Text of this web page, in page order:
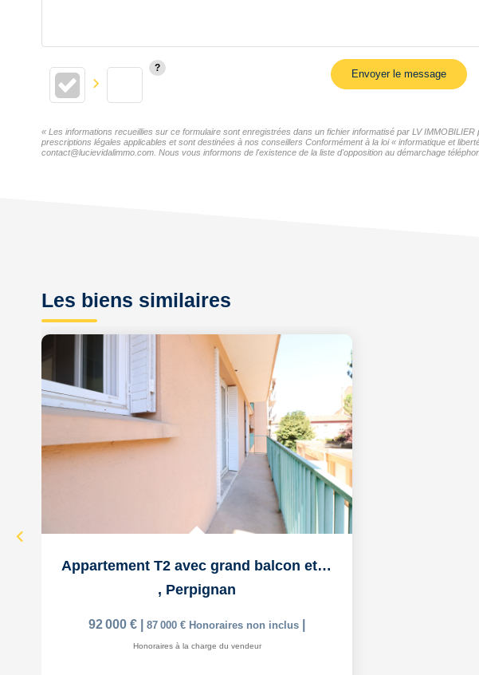
Envoyer le message
« Les informations recueillies sur ce formulaire sont enregistrées dans un fichier informatisé par LV
prescriptions légales applicables et sont destinées à nos conseillers Conformément à la loi « informatique et
contact@lucievidalimmo.com. Nous vous informons de l'existence de la liste d'opposition au démarchage
Les biens similaires
Appartement T2 avec grand balcon et cave en Centre-Ville
, Perpignan
92 000 € 87 000 € Honoraires non inclus
Honoraires à la charge du vendeur